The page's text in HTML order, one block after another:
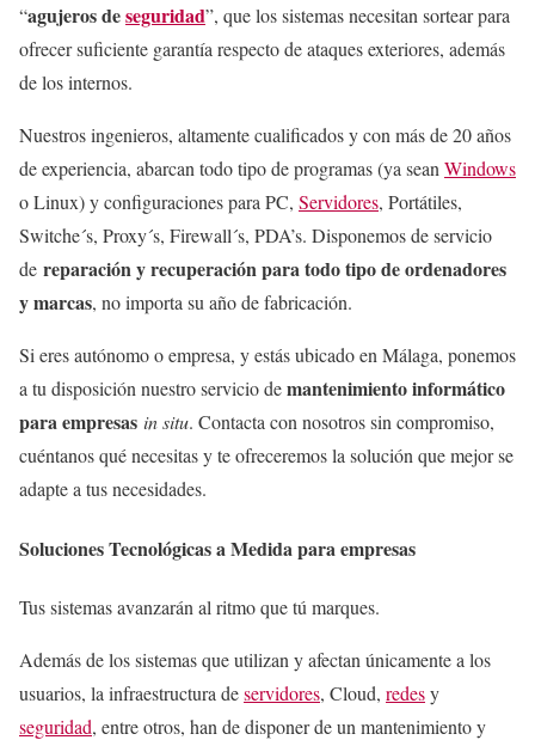
“agujeros deseguridad”, que los sistemas necesitan sortear para
ofrecer suficiente garantía respecto de ataques exteriores, además
de los internos.
Nuestros ingenieros, altamente cualificados y con más de 20 años
de experiencia, abarcan todo tipo de programas (ya seanWindows
o Linux) y configuraciones para PC, Servidores, Portátiles,
Switche´s, Proxy´s, Firewall´s, PDA’s. Disponemos de servicio
de reparación y recuperación para todo tipo de ordenadores
y marcas, no importa su año de fabricación.
Si eres autónomo o empresa, y estás ubicado en Málaga, ponemos
a tu disposición nuestro servicio demantenimiento informático
para empresas in situ. Contacta con nosotros sin compromiso,
cuéntanos qué necesitas y te ofreceremos la solución que mejor se
adapte a tus necesidades.
Soluciones Tecnológicas a Medida para empresas
Tus sistemas avanzarán al ritmo que tú marques.
Además de los sistemas que utilizan y afectan únicamente a los
usuarios, la infraestructura deservidores, Cloud, redesy
seguridad, entre otros, han de disponer de un mantenimiento y